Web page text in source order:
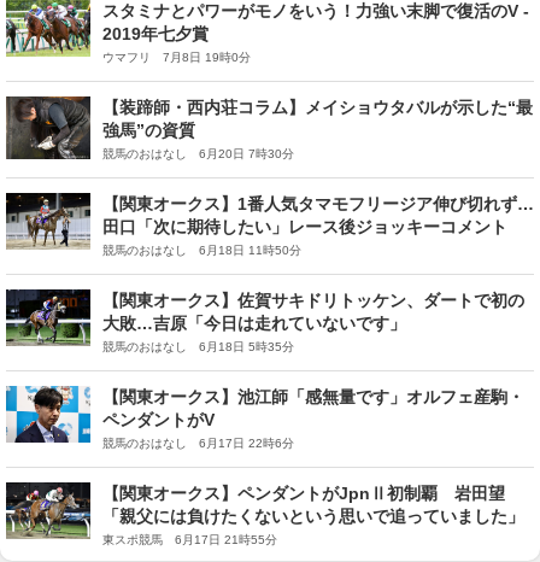
スタミナとパワーがモノをいう！力強い末脚で復活のV -
2019年七夕賞
ウマフリ 7月8日 19時0分
【装蹄師・西内荘コラム】メイショウタバルが示した“最
強馬”の資質
競馬のおはなし 6月20日 7時30分
【関東オークス】1番人気タマモフリージア伸び切れず…
田口「次に期待したい」レース後ジョッキーコメント
競馬のおはなし 6月18日 11時50分
【関東オークス】佐賀サキドリトッケン、ダートで初の
大敗…吉原「今日は走れていないです」
競馬のおはなし 6月18日 5時35分
【関東オークス】池江師「感無量です」オルフェ産駒・
ペンダントがV
競馬のおはなし 6月17日 22時6分
【関東オークス】ペンダントがJpnⅡ初制覇 岩田望
「親父には負けたくないという思いで追っていました」
東スポ競馬 6月17日 21時55分